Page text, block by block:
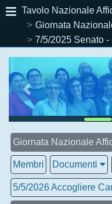
Tavolo Nazionale
Giornata
7/5/2025 Senato
Giornata Nazionale
Membri Documenti
5/5/2026 Accogliere